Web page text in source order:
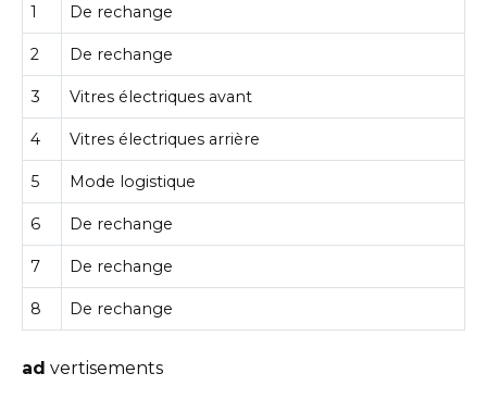
1 De rechange
2 De rechange
3 Vitres électriques avant
4 Vitres électriques arrière
5 Mode logistique
6 De rechange
7 De rechange
8 De rechange
ad vertisements